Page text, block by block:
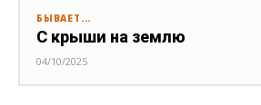
БЫВАЕТ...
С крыши на землю
04/10/2025